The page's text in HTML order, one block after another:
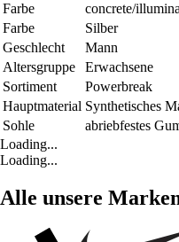
Farbe
concrete/
Farbe
Silber
Geschlecht
Mann
Altersgruppe
Erwachsene
Sortiment
Powerbreak
Hauptmaterial Synthetisches
Sohle
abriebfestes
Loading...
Loading...
Alle unsere